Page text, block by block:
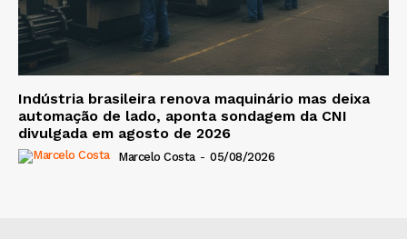
Indústria brasileira renova maquinário mas deixa
automação de lado, aponta sondagem da CNI
divulgada em agosto de 2026
Marcelo Costa - 05/08/2026